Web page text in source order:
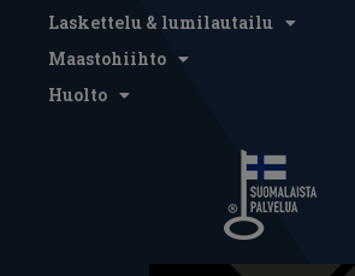
Laskettelu & lumilautailu
Maastohiihto
Huolto